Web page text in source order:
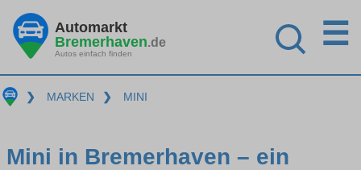
Automarkt
Bremerhaven.de
Autos einfach finden
☰
❯ MARKEN ❯ MINI
Mini in Bremerhaven – ein